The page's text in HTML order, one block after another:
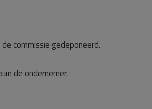
commissie gedeponeerd.
de ondernemer.